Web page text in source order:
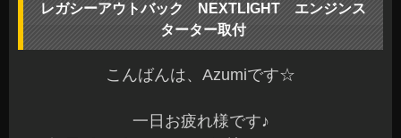
レガシーアウトバック NEXTLIGHT エンジンス
ターター取付
こんばんは、Azumiです☆
一日お疲れ様です♪